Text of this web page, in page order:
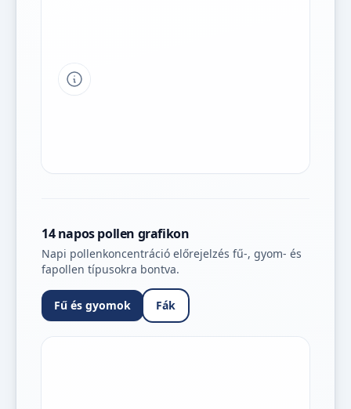
Tipp a grafikon jelmagyarázatához
14 napos pollen grafikon
Napi pollenkoncentráció előrejelzés fű-, gyom- és
fapollen típusokra bontva.
Fű és gyomok Fák